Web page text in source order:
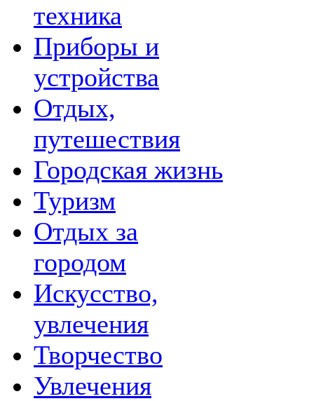
техника
Приборы и
устройства
Отдых,
путешествия
Городская жизнь
Туризм
Отдых за
городом
Искусство,
увлечения
Творчество
Увлечения